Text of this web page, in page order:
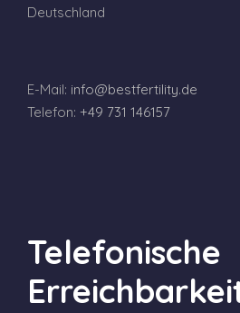
Deutschland
E-Mail: info@bestfertility.de
Telefon: +49 731 146157
Telefonische